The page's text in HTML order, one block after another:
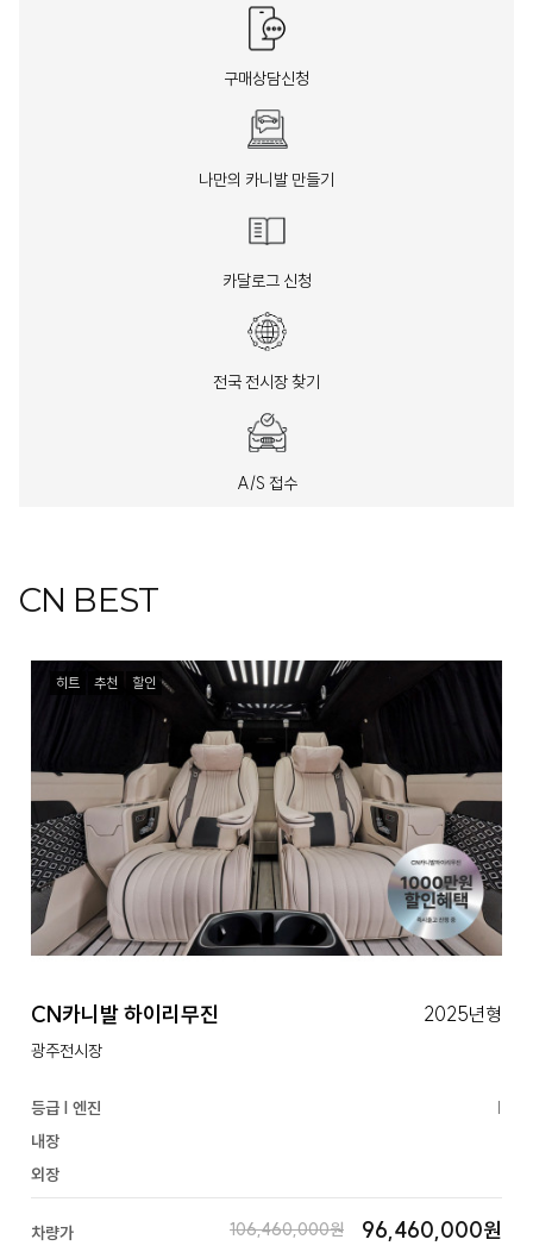
구매상담신청
나만의 카니발 만들기
카달로그 신청
전국 전시장 찾기
A/S 접수
CN BEST
히트 추천 할인
CN카니발 하이리무진 2025년형
광주전시장
등급 | 엔진
|
내장
외장
차량가 106,460,000원 96,460,000원